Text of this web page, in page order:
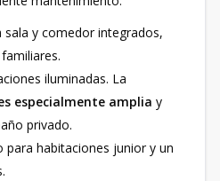
sala y comedor integrados,
iluminadas. La
especialmente amplia y
privado.
para habitaciones junior y un